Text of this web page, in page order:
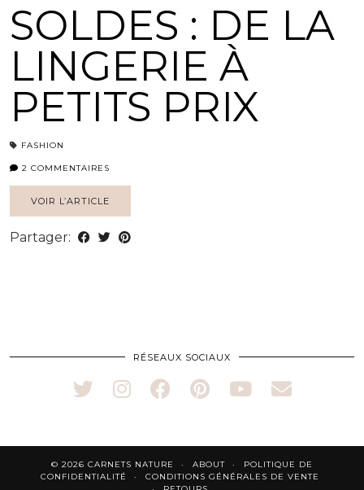
SOLDES : DE LA
LINGERIE À
PETITS PRIX
FASHION
2 COMMENTAIRES
VOIR L’ARTICLE
Partager:
RÉSEAUX SOCIAUX
© 2026 CARNETS NATURE ABOUT
POLITIQUE DE
CONFIDENTIALITÉ
CONDITIONS GÉNÉRALES DE VENTE